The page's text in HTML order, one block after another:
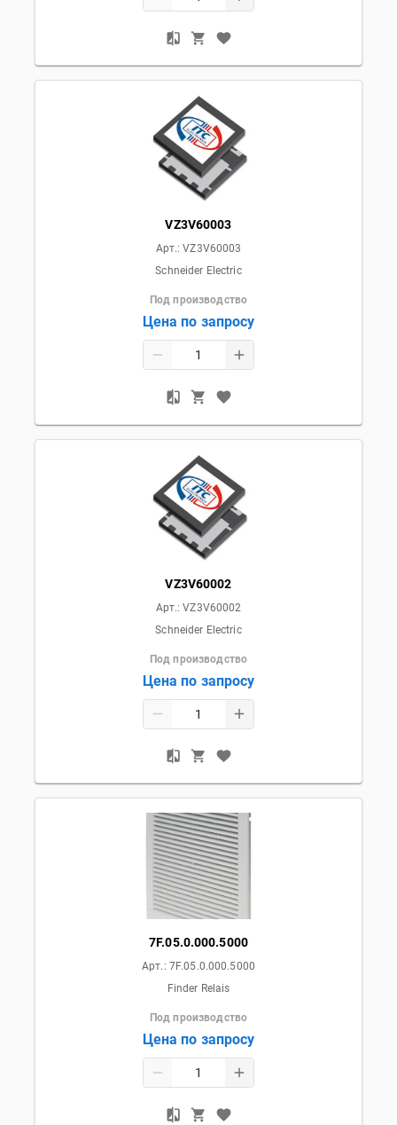
VZ3V60003
Арт.:VZ3V60003
Schneider Electric
Под производство
Цена по запросу
VZ3V60002
Арт.:VZ3V60002
Schneider Electric
Под производство
Цена по запросу
7F.05.0.000.5000
Арт.: 7F.05.0.000.5000
Finder Relais
Под производство
Цена по запросу